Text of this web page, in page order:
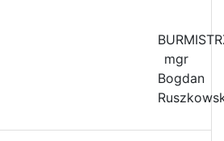
mgr
Bogdan